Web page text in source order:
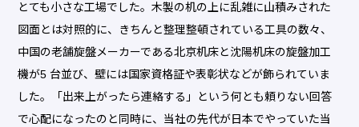
とても小さな工場でした。木製の机の上に乱雑に山積みされた
図面とは対照的に、きちんと整理整頓されている工具の数々、
中国の老舗旋盤メーカーである北京机床と沈陽机床の旋盤加工
機が5 台並び、壁には国家資格証や表彰状などが飾られていま
した。「出来上がったら連絡する」という何とも頼りない回答
で心配になったのと同時に、当社の先代が日本でやっていた当